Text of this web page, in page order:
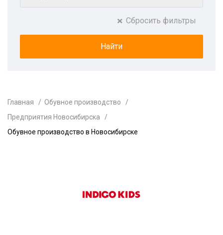
Сбросить фильтры
Главная
Обувное производство
Предприятия Новосибирска
Обувное производство в Новосибирске